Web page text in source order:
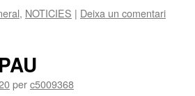
, NOTICIES | Deixa un comentari
perc5009368